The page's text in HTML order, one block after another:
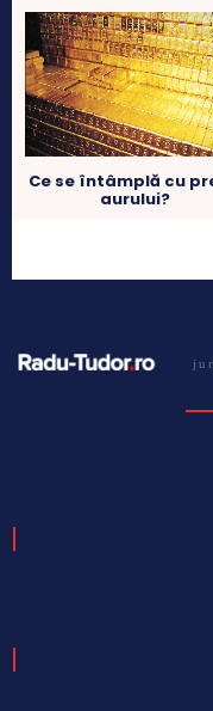
Ce se întâmplă cu
aurului?